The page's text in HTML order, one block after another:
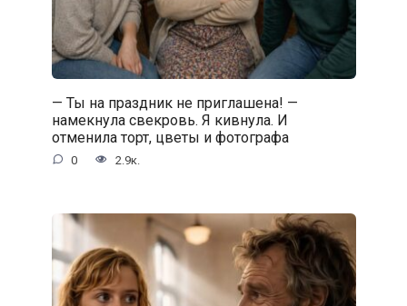
— Ты на праздник не приглашена! —
намекнула свекровь. Я кивнула. И
отменила торт, цветы и фотографа
0 2.9к.